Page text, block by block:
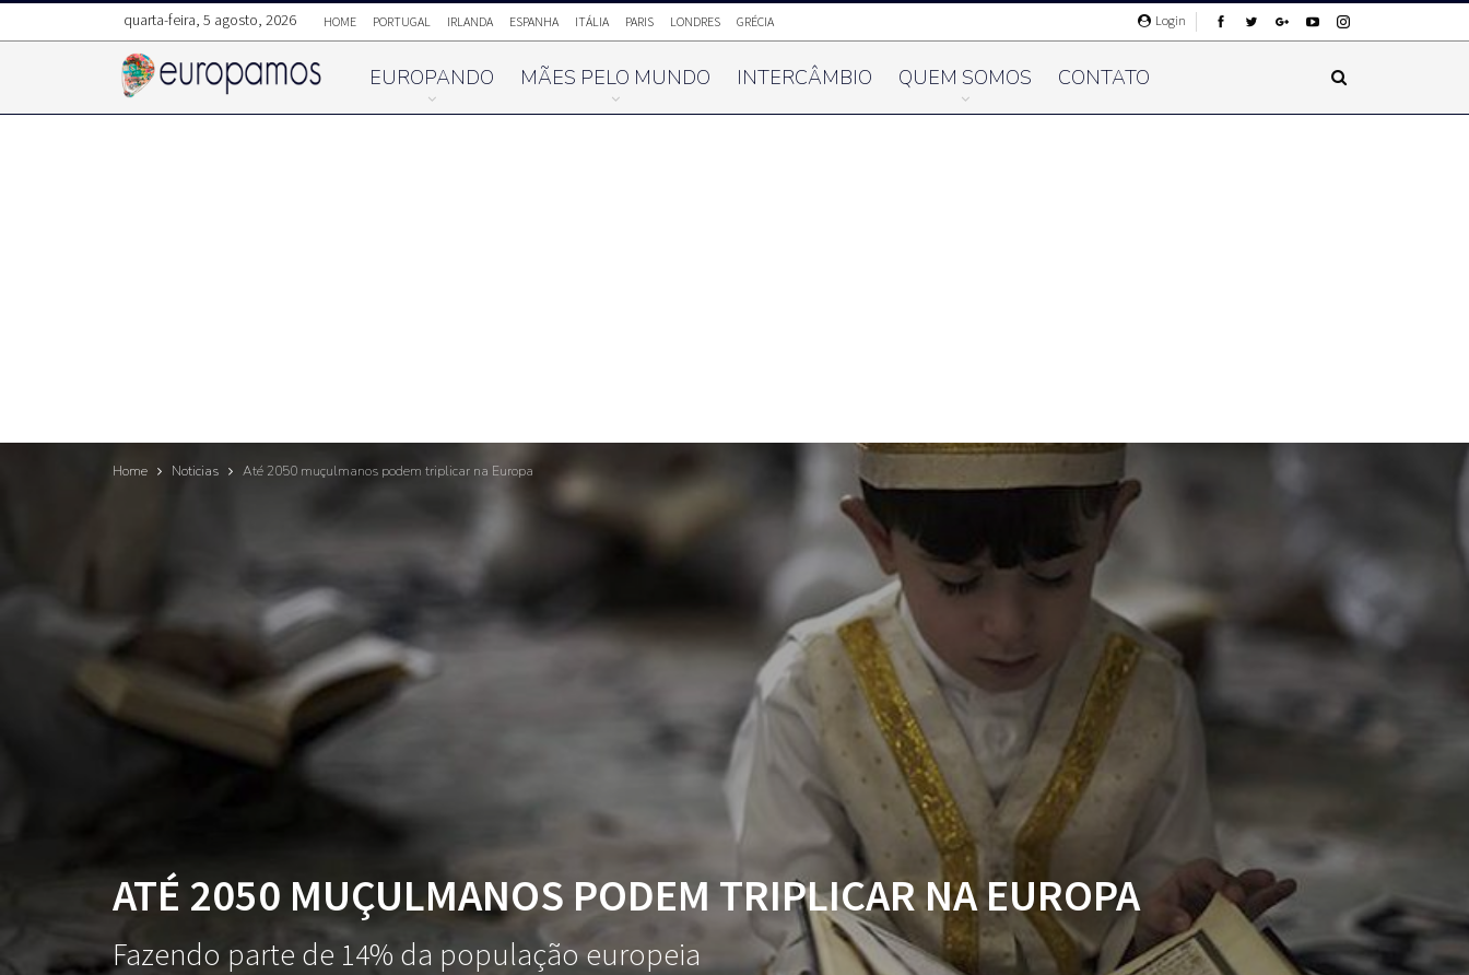
Login
quarta-feira, 5 agosto, 2026 HOME PORTUGAL IRLANDA ESPANHA ITÁLIA PARIS LONDRES GRÉCIA
EUROPANDO MÃES PELO MUNDO INTERCÂMBIO QUEM SOMOS CONTATO
Home Noticias Até 2050 muçulmanos podem triplicar na Europa
ATÉ 2050 MUÇULMANOS PODEM TRIPLICAR NA EUROPA
Fazendo parte de 14% da população europeia